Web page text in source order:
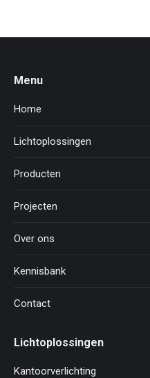
Menu
Home
Lichtoplossingen
Producten
Projecten
Over ons
Kennisbank
Contact
Lichtoplossingen
Kantoorverlichting